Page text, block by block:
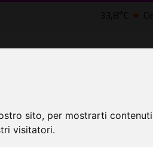
sito, per mostrarti contenuti
visitatori.
33,8°C